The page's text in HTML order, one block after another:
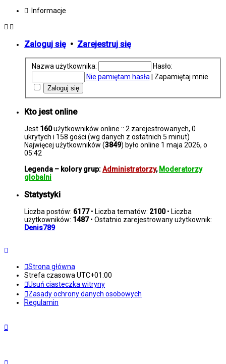
Informacje
Zaloguj się • Zarejestruj się
Nazwa użytkownika:
Hasło:
Nie pamiętam hasła
Zapamiętaj mnie
Kto jest online
Jest 160użytkowników online :: 2 zarejestrowanych, 0
ukrytych i 158 gości (wg danych z ostatnich 5 minut)
Najwięcej użytkowników (3849) było online 1 maja 2026, o
05:42
Legenda – kolory grup:Administratorzy, Moderatorzy
globalni
Statystyki
Liczba postów: 6177• Liczba tematów: 2100• Liczba
użytkowników: 1487• Ostatnio zarejestrowany użytkownik:
Denis789
Strona główna
Strefa czasowa UTC+01:00
Usuń ciasteczka witryny
Zasady ochrony danych osobowych
Regulamin